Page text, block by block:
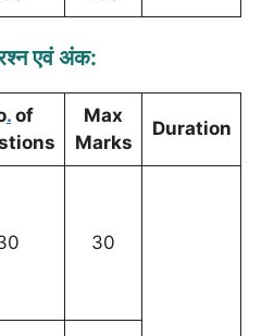
एवं अंक:
. of
Max
Marks
Duration
30